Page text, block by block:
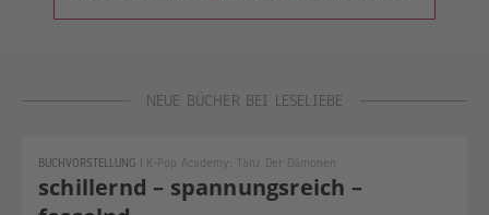
NEUE BÜCHER BEI LESELIEBE
schillernd – spannungsreich –
BUCHVORSTELLUNG | K-Pop Academy: Tanz Der Dämonen